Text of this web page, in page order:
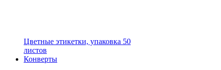
Цветные этикетки, упаковка 50
листов
Конверты